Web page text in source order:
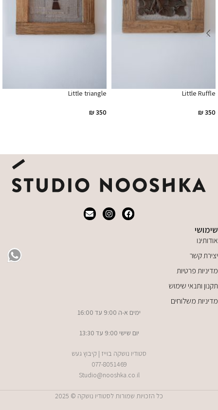
Little Ruffle
₪350
Little triangle
₪350
שימושי
אודותינו
יצירת קשר
מדיניות פרטיות
תקנון ותנאי שימוש
מדיניות משלוחים
ימים א-ה 9:00 עד 16:00
יום שישי 9:00 עד 13:30
סטודיו נושקה בוייז | קיבוץ געש
077-8051469
Studio@nooshka.co.il
כל הזכויות שמורות לסטודיו נושקה © 2025